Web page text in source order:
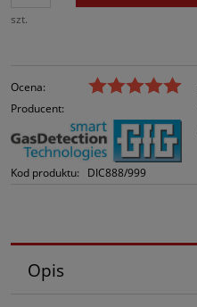
szt.
Ocena:
Producent:
Kod produktu: DIC888/999
Opis